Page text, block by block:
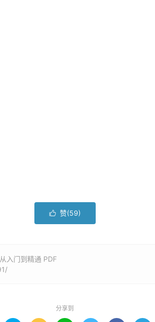
 赞(59)
入门到精通 PDF
分享到